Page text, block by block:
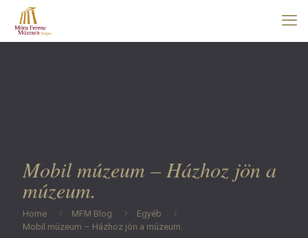
Mobil múzeum – Házhoz jön a
múzeum.
Home MFM Blog
Egyéb
Mobil múzeum – Házhoz jön a múzeum.